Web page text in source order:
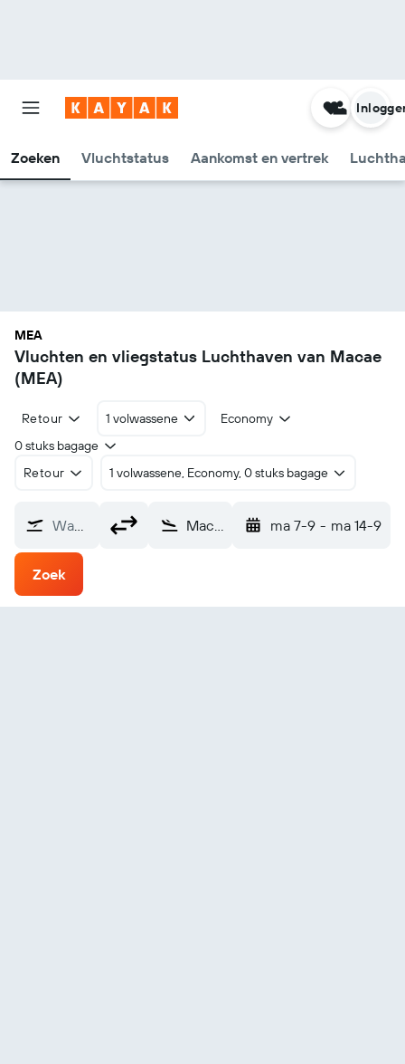
Zoeken Vluchtstatus Aankomst en vertrek
MEA
Vluchten en vliegstatus Luchthaven van Macae
(MEA)
Retour 1 volwassene
Economy
0 stuks bagage
Retour
1 volwassene, Economy, 0 stuks bagage
Waarvandaan? Macae (MEA) ma 7-9 - ma 14-9
Zoek